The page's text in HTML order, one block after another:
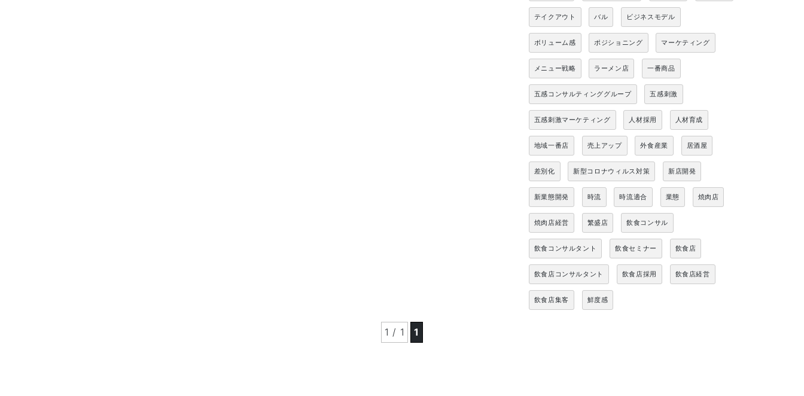
テイクアウト バル ビジネスモデル
ボリューム感 ポジショニング マーケティング
メニュー戦略 ラーメン店 一番商品
五感コンサルティンググループ 五感刺激
五感刺激マーケティング 人材採用 人材育成
地域一番店 売上アップ 外食産業 居酒屋
差別化 新型コロナウィルス対策 新店開発
新業態開発 時流 時流適合 業態 焼肉店
焼肉店経営 繁盛店 飲食コンサル
飲食コンサルタント 飲食セミナー 飲食店
飲食店コンサルタント 飲食店採用 飲食店経営
飲食店集客 鮮度感
1 / 1 1